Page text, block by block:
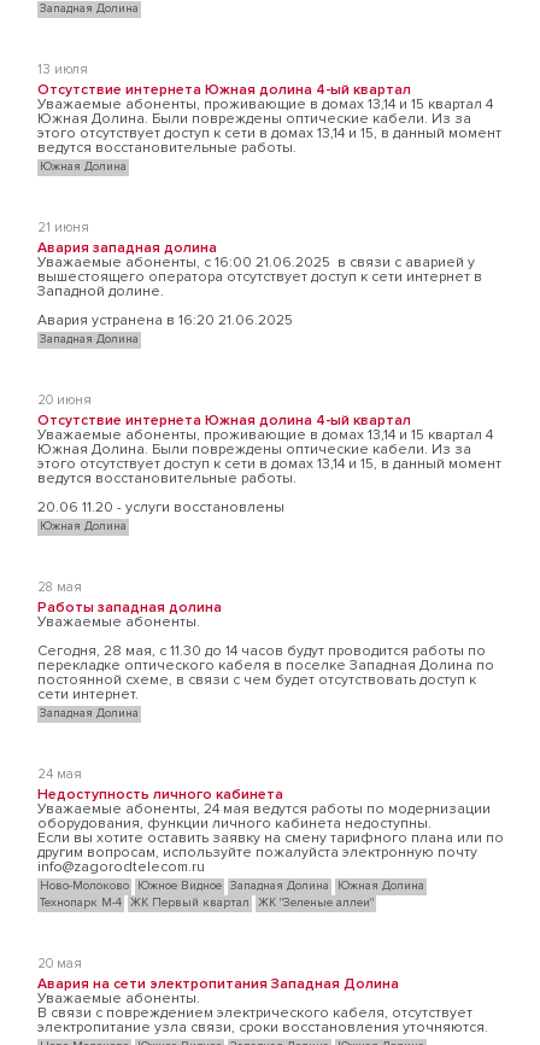
Западная Долина
13 июля
Отсутствие интернета Южная долина 4-ый квартал
Уважаемые абоненты, проживающие в домах 13,14 и 15 квартал 4
Южная Долина. Были повреждены оптические кабели. Из за
этого отсутствует доступ к сети в домах 13,14 и 15, в данный момент
ведутся восстановительные работы.
Южная Долина
21 июня
Авария западная долина
Уважаемые абоненты, с 16:00 21.06.2025 в связи с аварией у
вышестоящего оператора отсутствует доступ к сети интернет в
Западной долине.
Авария устранена в 16:20 21.06.2025
Западная Долина
20 июня
Отсутствие интернета Южная долина 4-ый квартал
Уважаемые абоненты, проживающие в домах 13,14 и 15 квартал 4
Южная Долина. Были повреждены оптические кабели. Из за
этого отсутствует доступ к сети в домах 13,14 и 15, в данный момент
ведутся восстановительные работы.
20.06 11.20 - услуги восстановлены
Южная Долина
28 мая
Работы западная долина
Уважаемые абоненты.
Сегодня, 28 мая, с 11.30 до 14 часов будут проводится работы по
перекладке оптического кабеля в поселке Западная Долина по
постоянной схеме, в связи с чем будет отсутствовать доступ к
сети интернет.
Западная Долина
24 мая
Недоступность личного кабинета
Уважаемые абоненты, 24 мая ведутся работы по модернизации
оборудования, функции личного кабинета недоступны.
Если вы хотите оставить заявку на смену тарифного плана или по
другим вопросам, используйте пожалуйста электронную почту
info@zagorodtelecom.ru
Ново-Молоково Южное Видное Западная Долина
Южная Долина
Технопарк М-4 ЖК Первый квартал ЖК "Зеленые аллеи"
20 мая
Авария на сети электропитания Западная Долина
Уважаемые абоненты.
В связи с повреждением электрического кабеля, отсутствует
электропитание узла связи, сроки восстановления уточняются.